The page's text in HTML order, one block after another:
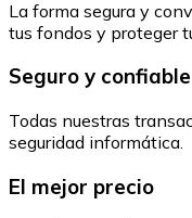
La forma segura y
tus fondos y proteger
Seguro y confiable
Todas nuestras
seguridad informática.
El mejor precio